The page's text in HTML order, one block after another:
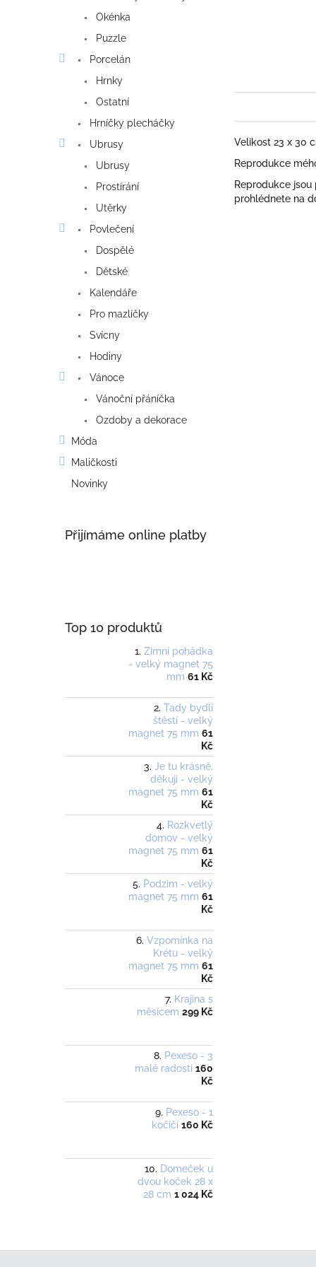
Okénka
Puzzle
Porcelán
Hrnky
Ostatní
Hrníčky plecháčky
Ubrusy
Ubrusy
Prostírání
Utěrky
Povlečení
Dospělé
Dětské
Kalendáře
Pro mazlíčky
Svícny
Hodiny
Vánoce
Vánoční přáníčka
Ozdoby a dekorace
Móda
Maličkosti
Novinky
Přijímáme online platby
Top 10 produktů
Zimní pohádka
- velký magnet 75
mm 61 Kč
Tady bydlí
štěstí - velký
magnet 75 mm 61
Kč
Je tu krásně,
děkuji - velký
magnet 75 mm 61
Kč
Rozkvetlý
domov - velký
magnet 75 mm 61
Kč
Podzim - velký
magnet 75 mm 61
Kč
Vzpomínka na
Krétu - velký
magnet 75 mm 61
Kč
Krajina s
měsícem 299 Kč
Pexeso - 3
malé radosti 160
Kč
Pexeso - 1
kočičí 160 Kč
Domeček u
dvou koček 28 x
28 cm 1 024 Kč
Velikost 23 x 30
Reprodukce
Reprodukce
prohlédnete na